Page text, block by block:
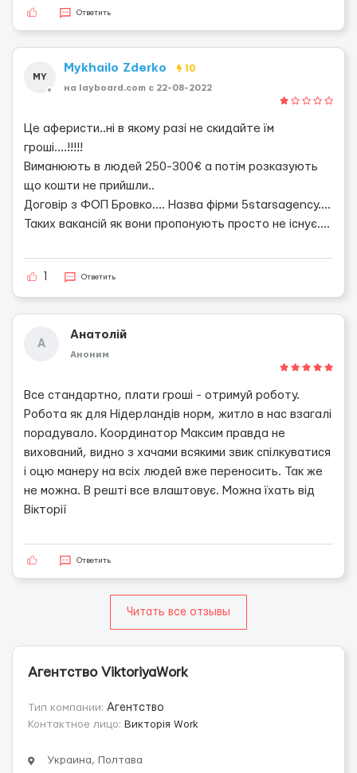
Ответить
MY
Mykhailo Zderko 10
на layboard.com c 22-08-2022
Це аферисти..ні в якому разі не скидайте їм
гроші....!!!!!
Виманюють в людей 250-300€ а потім розказують
що кошти не прийшли..
Договір з ФОП Бровко.... Назва фірми 5starsagency....
Таких вакансій як вони пропонують просто не існує....
Ответить
А
Анатолій
Аноним
Все стандартно, плати гроші - отримуй роботу.
Робота як для Нідерландів норм, житло в нас взагалі
порадувало. Координатор Максим правда не
вихований, видно з хачами всякими звик спілкуватися
і оцю манеру на всіх людей вже переносить. Так же
не можна. В решті все влаштовує. Можна їхать від
Вікторії
Ответить
Читать все отзывы
Агентство ViktoriyaWork
Тип компании: Агентство
Контактное лицо: Викторія Work
Украина, Полтава